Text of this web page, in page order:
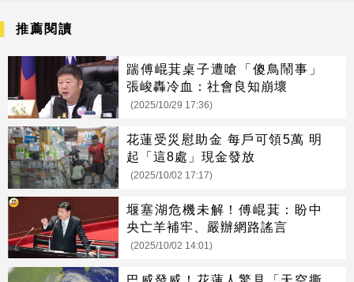
推薦閱讀
踹傅崐萁桌子遭嗆「傻鳥鬧事」
張峻轟冷血：社會良知崩壞
(2025/10/29 17:36)
花蓮受災慰助金 每戶可領5萬 明
起「這8處」現金發放
(2025/10/02 17:17)
堰塞湖危機未解！傅崐萁：盼中
央亡羊補牢、嚴辦網路謠言
(2025/10/02 14:01)